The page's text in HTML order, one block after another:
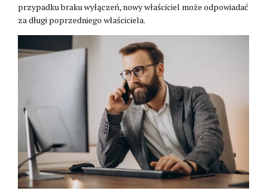
przypadku braku wyłączeń, nowy właściciel może odpowiadać
za długi poprzedniego właściciela.